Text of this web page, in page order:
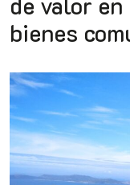
bienes